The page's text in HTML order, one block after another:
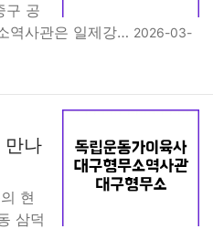
구 공
역사관은 일제강… 2026-03-
만나
현
삼덕